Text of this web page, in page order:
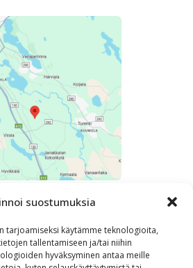
suostumuksia
tarjoamiseksi käytämme teknologioita,
tallentamiseen ja/tai niihin
hyväksyminen antaa meille